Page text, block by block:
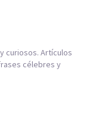
curiosos. Artículos
célebres y